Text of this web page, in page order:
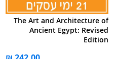
The Art and Architecture of
Ancient Egypt: Revised
Edition